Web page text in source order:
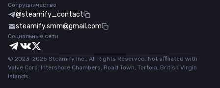
Сотрудничество
@steamify_contact
steamify.smm@gmail.com
Социальные сети
© 2023-2025 Steamify Inc., All Rights Reserved. Not affiliated with
Valve Corp. Intershore Chambers, Road Town, Tortola, British Virgin
Islands.